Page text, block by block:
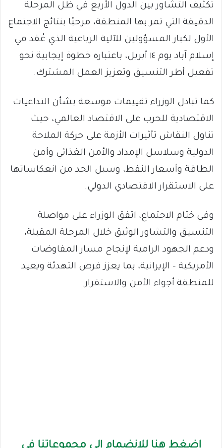
تكثيف التشاور بين الدول الأربع في ظل المرحلة
الدقيقة التي تمر بها المنطقة، مرحبًا بنتائج الاجتماع
الأول لكبار المسؤولين للآلية الرباعية الذي عُقد في
إسلام آباد يوم ١٤ أبريل، باعتباره خطوة إيجابية نحو
تفعيل أطر التنسيق وتعزيز العمل المشترك.
كما تبادل الوزراء تقييمات موسعة بشأن التداعيات
الاقتصادية للحرب على الاقتصاد العالمي، حيث
تناول النقاش تأثيرات الأزمة على حركة الملاحة
الدولية وسلاسل الإمداد والأمن الغذائي وأمن
الطاقة وأسعار النفط، وسبل الحد من انعكاساتها
على الاستقرار الاقتصادي الدولي.
وفي ختام الاجتماع، اتفق الوزراء على مواصلة
التنسيق والتشاور الوثيق خلال المرحلة المقبلة،
ودعم الجهود الرامية لإنجاح مسار المفاوضات
الأمريكية – الإيرانية، بما يعزز فرص التهدئة ويعيد
للمنطقة أجواء الأمن والاستقرار.
اضغط هنا للانضمام الى مجموعاتنا في